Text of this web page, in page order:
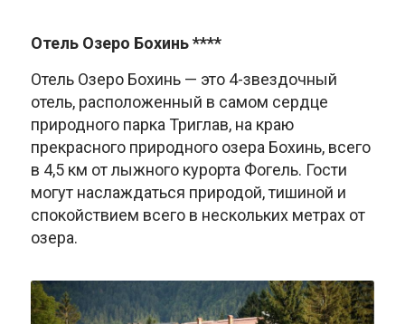
Отель Озеро Бохинь ****
Отель Озеро Бохинь — это 4-звездочный
отель, расположенный в самом сердце
природного парка Триглав, на краю
прекрасного природного озера Бохинь, всего
в 4,5 км от лыжного курорта Фогель. Гости
могут наслаждаться природой, тишиной и
спокойствием всего в нескольких метрах от
озера.